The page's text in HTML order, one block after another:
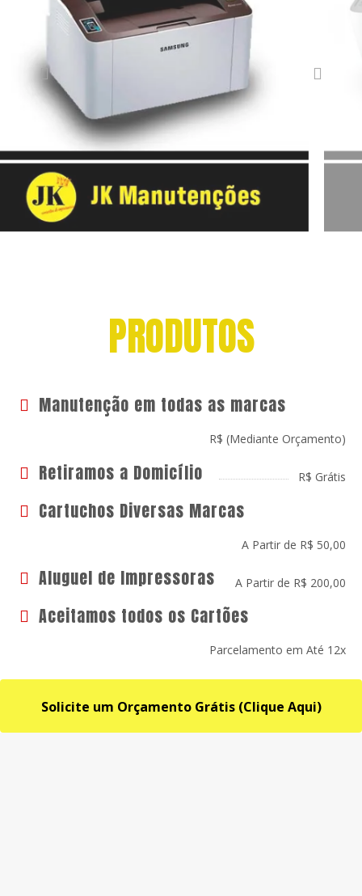
PRODUTOS
Manutenção em todas as marcas
R$ (Mediante Orçamento)
Retiramos a Domicílio R$ Grátis
Cartuchos Diversas Marcas
A Partir de R$ 50,00
Aluguel de Impressoras A Partir de R$ 200,00
Aceitamos todos os Cartões
Parcelamento em Até 12x
Solicite um Orçamento Grátis (Clique Aqui)